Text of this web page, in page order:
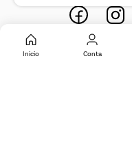
Inicio Conta
Novos Fornecedores